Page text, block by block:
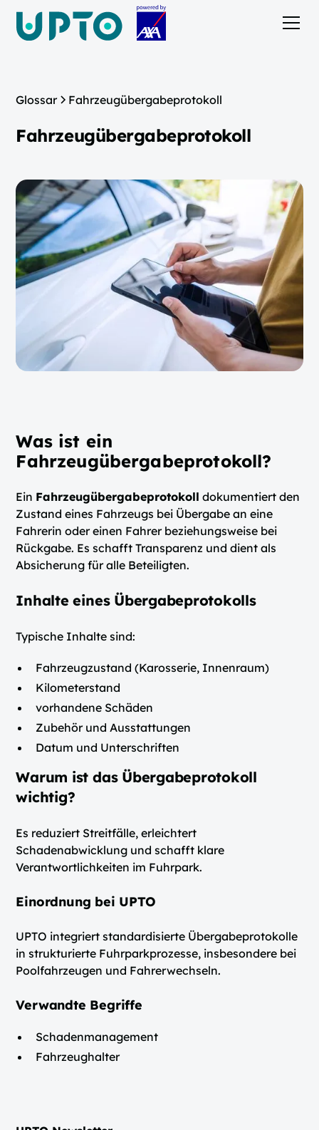
Glossar Fahrzeugübergabeprotokoll
Fahrzeugübergabeprotokoll
Was ist ein
Fahrzeugübergabeprotokoll?
Ein Fahrzeugübergabeprotokoll dokumentiert den
Zustand eines Fahrzeugs bei Übergabe an eine
Fahrerin oder einen Fahrer beziehungsweise bei
Rückgabe. Es schafft Transparenz und dient als
Absicherung für alle Beteiligten.
Inhalte eines Übergabeprotokolls
Typische Inhalte sind:
Fahrzeugzustand (Karosserie, Innenraum)
Kilometerstand
vorhandene Schäden
Zubehör und Ausstattungen
Datum und Unterschriften
Warum ist das Übergabeprotokoll
wichtig?
Es reduziert Streitfälle, erleichtert
Schadenabwicklung und schafft klare
Verantwortlichkeiten im Fuhrpark.
Einordnung bei UPTO
UPTO integriert standardisierte Übergabeprotokolle
in strukturierte Fuhrparkprozesse, insbesondere bei
Poolfahrzeugen und Fahrerwechseln.
Verwandte Begriffe
Schadenmanagement
Fahrzeughalter